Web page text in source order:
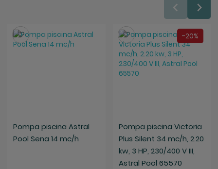
Pompa piscina Astral
Pool Sena 14 mc/h
Salveaza -20%
Pompa piscina Victoria
Plus Silent 34 mc/h, 2.20
kw, 3 HP, 230/400 V III,
Astral Pool 65570
Salveaza